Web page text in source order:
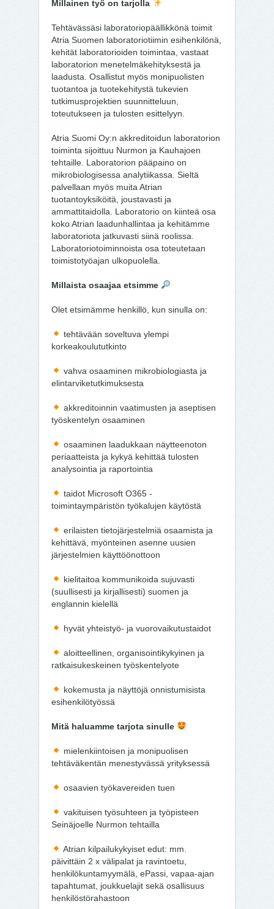
Millainen työ on tarjolla
Tehtävässäsi laboratoriopäällikkönä toimit
Atria Suomen laboratoriotiimin esihenkilönä,
kehität laboratorioiden toimintaa, vastaat
laboratorion menetelmäkehityksestä ja
laadusta. Osallistut myös monipuolisten
tuotantoa ja tuotekehitystä tukevien
tutkimusprojektien suunnitteluun,
toteutukseen ja tulosten esittelyyn.
Atria Suomi Oy:n akkreditoidun laboratorion
toiminta sijoittuu Nurmon ja Kauhajoen
tehtaille. Laboratorion pääpaino on
mikrobiologisessa analytiikassa. Sieltä
palvellaan myös muita Atrian
tuotantoyksiköitä, joustavasti ja
ammattitaidolla. Laboratorio on kiinteä osa
koko Atrian laadunhallintaa ja kehitämme
laboratoriota jatkuvasti siinä roolissa.
Laboratoriotoiminnoista osa toteutetaan
toimistotyöajan ulkopuolella.
Millaista osaajaa etsimme
Olet etsimämme henkillö, kun sinulla on:
tehtävään soveltuva ylempi
korkeakoulututkinto
vahva osaaminen mikrobiologiasta ja
elintarviketutkimuksesta
akkreditoinnin vaatimusten ja aseptisen
työskentelyn osaaminen
osaaminen laadukkaan näytteenoton
periaatteista ja kykyä kehittää tulosten
analysointia ja raportointia
taidot Microsoft O365 -
toimintaympäristön työkalujen käytöstä
erilaisten tietojärjestelmiä osaamista ja
kehittävä, myönteinen asenne uusien
järjestelmien käyttöönottoon
kielitaitoa kommunikoida sujuvasti
(suullisesti ja kirjallisesti) suomen ja
englannin kielellä
hyvät yhteistyö- ja vuorovaikutustaidot
aloitteellinen, organisointikykyinen ja
ratkaisukeskeinen työskentelyote
kokemusta ja näyttöjä onnistumisista
esihenkilötyössä
Mitä haluamme tarjota sinulle
mielenkiintoisen ja monipuolisen
tehtäväkentän menestyvässä yrityksessä
osaavien työkavereiden tuen
vakituisen työsuhteen ja työpisteen
Seinäjoelle Nurmon tehtailla
Atrian kilpailukykyiset edut: mm.
päivittäin 2 x välipalat ja ravintoetu,
henkilökuntamyymälä, ePassi, vapaa-ajan
tapahtumat, joukkuelajit sekä osallisuus
henkilöstörahastoon